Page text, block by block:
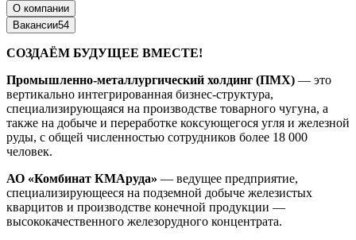
О компании
Вакансии54
СОЗДАЁМ БУДУЩЕЕ ВМЕСТЕ!
Промышленно-металлургический холдинг (ПМХ) — это
вертикально интегрированная бизнес-структура,
специализирующаяся на производстве товарного чугуна, а
также на добыче и переработке коксующегося угля и железной
руды, с общей численностью сотрудников более 18 000
человек.
АО «Комбинат КМАруда» — ведущее предприятие,
специализирующееся на подземной добыче железистых
кварцитов и производстве конечной продукции —
высококачественного железорудного концентрата.